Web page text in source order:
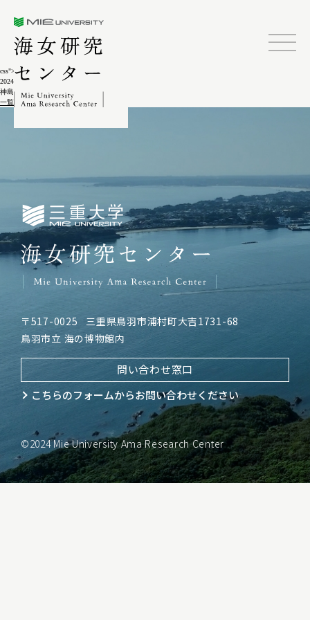
css">
2024.02.04
神島ゴクアゲ(御供上げ)10-10
一覧に戻る
三重大学海女研究センター
〒517-0025
三重県鳥羽市浦村町大吉1731-68
鳥羽市立 海の博物館内
問い合わせ窓口
こちらのフォームからお問い合わせください
©2024 Mie University Ama Research Center